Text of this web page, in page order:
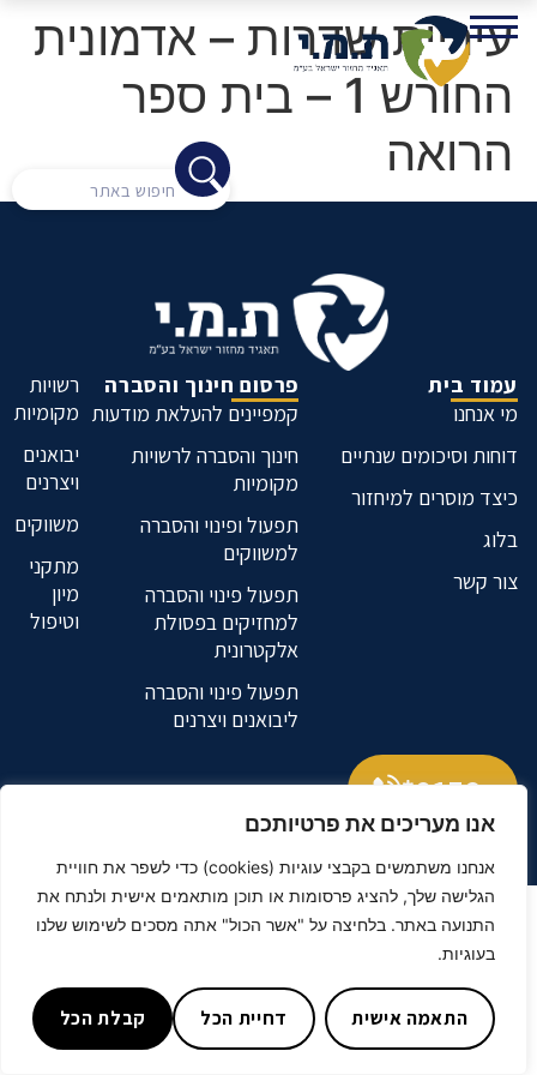
אנו מעריכים את פרטיותכם
אנחנו משתמשים בקבצי עוגיות (cookies) כדי לשפר את חוויית
הגלישה שלך, להציג פרסומות או תוכן מותאמים אישית ולנתח את
התנועה באתר. בלחיצה על "אשר הכול" אתה מסכים לשימוש שלנו
בעוגיות.
התאמה אישית דחיית הכל קבלת הכל
עיריית שדרות – אדמונית
החורש 1 – בית ספר
הרואה
עמוד בית
מי אנחנו
דוחות וסיכומים שנתיים
כיצד מוסרים למיחזור
בלוג
צור קשר
פרסום חינוך והסברה
קמפיינים להעלאת מודעות
חינוך והסברה לרשויות
מקומיות
תפעול ופינוי והסברה
למשווקים
תפעול פינוי והסברה
למחזיקים בפסולת
אלקטרונית
תפעול פינוי והסברה
ליבואנים ויצרנים
רשויות
מקומיות
יבואנים
ויצרנים
משווקים
מתקני
מיון
וטיפול
9176*